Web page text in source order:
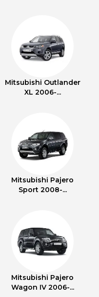
Mitsubishi Outlander
XL 2006-...
Mitsubishi Pajero
Sport 2008-...
Mitsubishi Pajero
Wagon IV 2006-...